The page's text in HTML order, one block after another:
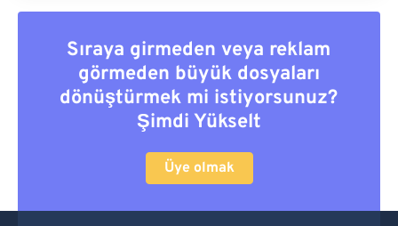
Sıraya girmeden veya reklam
görmeden büyük dosyaları
dönüştürmek mi istiyorsunuz?
Şimdi Yükselt
Üye olmak